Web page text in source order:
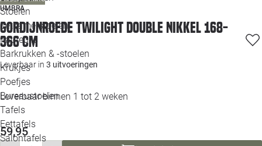
Stoelen
Eetkamerstoelen
Fauteuils
Barkrukken & -stoelen
Krukjes
Poefjes
Bureaustoelen
Tafels
Eettafels
Salontafels
UMBRA
Gordijnroede Twilight Double nikkel 168-
366 cm
Leverbaar in 3 uitvoeringen
Leverbaar binnen 1 tot 2 weken
59,95